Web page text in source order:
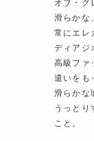
オブ・グ
滑らかな
常にエレ
ディアジ
高級ファ
遣いをも
滑らかな
うっとり
こと。